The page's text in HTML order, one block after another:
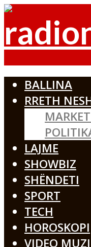
BALLINA
RRETH
LAJME
SHOWBIZ
SHËNDETI
SPORT
TECH
HOROSKOPI
VIDEO